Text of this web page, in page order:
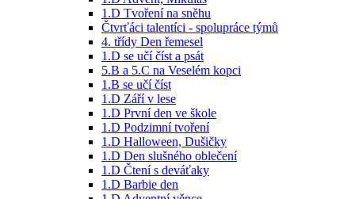
1.D Tvoření na sněhu
Čtvrťáci talentíci - spolupráce týmů
4. třídy Den řemesel
1.D se učí číst a psát
5.B a 5.C na Veselém kopci
1.B se učí číst
1.D Září v lese
1.D První den ve škole
1.D Podzimní tvoření
1.D Halloween, Dušičky
1.D Den slušného oblečení
1.D Čtení s deváťaky
1.D Barbie den